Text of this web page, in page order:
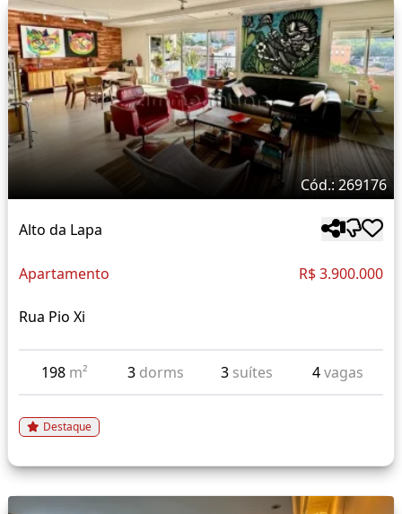
Cód.: 269176
Alto da Lapa
Apartamento R$ 3.900.000
Rua Pio Xi
198 m² 3 dorms 3 suítes 4vagas
Destaque